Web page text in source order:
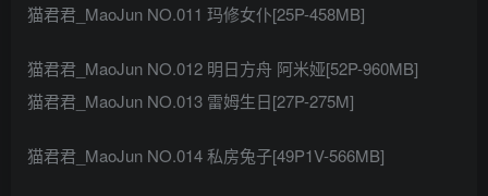
猫君君_MaoJun NO.011 玛修女仆[25P-458MB]
猫君君_MaoJun NO.012 明日方舟 阿米娅[52P-960MB]
猫君君_MaoJun NO.013 雷姆生日[27P-275M]
猫君君_MaoJun NO.014 私房兔子[49P1V-566MB]